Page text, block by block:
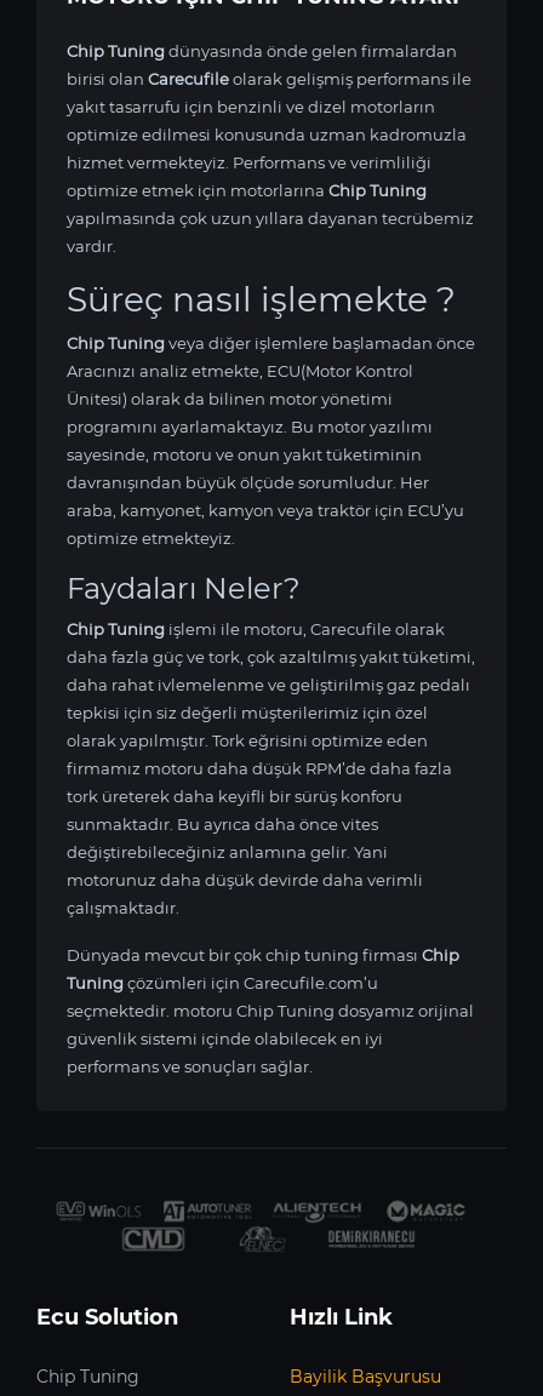
Chip Tuningdünyasında önde gelen firmalardan
birisi olan Carecufileolarak gelişmiş performans ile
yakıt tasarrufu için benzinli ve dizel motorların
optimize edilmesi konusunda uzman kadromuzla
hizmet vermekteyiz. Performans ve verimliliği
optimize etmek için motorlarına Chip Tuning
yapılmasında çok uzun yıllara dayanan tecrübemiz
vardır.
Süreç nasıl işlemekte ?
Chip Tuningveya diğer işlemlere başlamadan önce
Aracınızı analiz etmekte, ECU(Motor Kontrol
Ünitesi) olarak da bilinen motor yönetimi
programını ayarlamaktayız. Bu motor yazılımı
sayesinde, motoru ve onun yakıt tüketiminin
davranışından büyük ölçüde sorumludur. Her
araba, kamyonet, kamyon veya traktör için ECU’yu
optimize etmekteyiz.
Faydaları Neler?
Chip Tuning işlemi ile motoru, Carecufile olarak
daha fazla güç ve tork, çok azaltılmış yakıt tüketimi,
daha rahat ivlemelenme ve geliştirilmiş gaz pedalı
tepkisi için siz değerli müşterilerimiz için özel
olarak yapılmıştır. Tork eğrisini optimize eden
firmamız motoru daha düşük RPM’de daha fazla
tork üreterek daha keyifli bir sürüş konforu
sunmaktadır. Bu ayrıca daha önce vites
değiştirebileceğiniz anlamına gelir. Yani
motorunuz daha düşük devirde daha verimli
çalışmaktadır.
Dünyada mevcut bir çok chip tuning firması Chip
Tuningçözümleri için Carecufile.com’u
seçmektedir. motoru Chip Tuning dosyamız orijinal
güvenlik sistemi içinde olabilecek en iyi
performans ve sonuçları sağlar.
Ecu Solution
Chip Tuning
Hızlı Link
Bayilik Başvurusu